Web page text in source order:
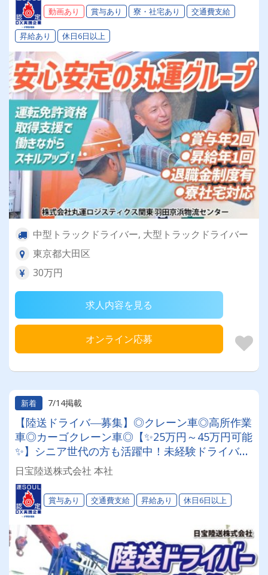
動画あり 賞与あり 寮・社宅あり 交通費支給
昇給あり 休日6日以上
中型トラックドライバー, 大型トラックドライバー
東京都大田区
30万円
求人内容を見る
オンライン応募
新着 7/14掲載
【陸送ドライバ―募集】◎クレーン車◎高所作業
車◎カーゴクレーン車◎【✨25万円～45万円可能
✨】シニア世代の方も活躍中！未経験ドライバ
―3名女性ドライバー２名活躍中！
日宝陸送株式会社 本社
賞与あり 交通費支給 昇給あり 休日6日以上